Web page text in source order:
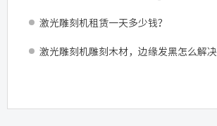
激光雕刻机租赁一天多少钱？
激光雕刻机雕刻木材，边缘发黑怎么解决